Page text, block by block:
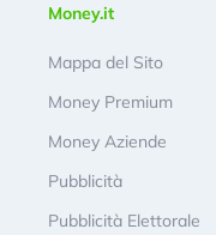
Money.it
Mappa del Sito
Money Premium
Money Aziende
Pubblicità
Pubblicità Elettorale